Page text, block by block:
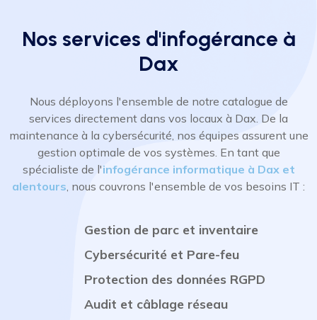
Nos services d'infogérance à
Dax
Nous déployons l'ensemble de notre catalogue de
services directement dans vos locaux à Dax. De la
maintenance à la cybersécurité, nos équipes assurent une
gestion optimale de vos systèmes. En tant que
spécialiste de l'infogérance informatique à Dax et
alentours, nous couvrons l'ensemble de vos besoins IT :
Gestion de parc et inventaire
Cybersécurité et Pare-feu
Protection des données RGPD
Audit et câblage réseau